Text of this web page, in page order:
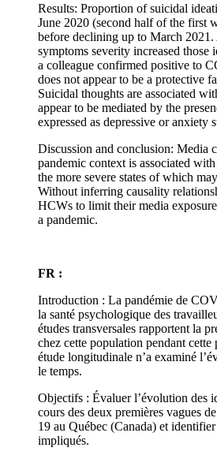
Results: Proportion of suicidal
June 2020 (second half of the first
before declining up to March
symptoms severity increased those
a colleague confirmed positive to
does not appear to be a protective
Suicidal thoughts are associated
appear to be mediated by the
expressed as depressive or anxiety
Discussion and conclusion: Media
pandemic context is associated
the more severe states of which
Without inferring causality
HCWs to limit their media
a pandemic.
FR :
Introduction : La pandémie de
la santé psychologique des
études transversales rapportent la
chez cette population pendant cette
étude longitudinale n’a examiné
le temps.
Objectifs : Évaluer l’évolution des
cours des deux premières vagues
19 au Québec (Canada) et
impliqués.